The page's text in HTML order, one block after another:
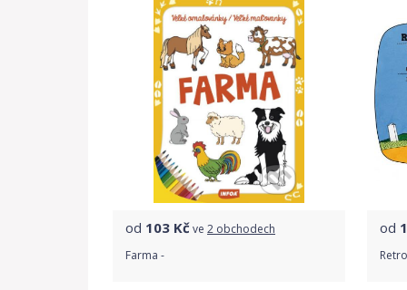
Detail produktu
od 103 Kčve 2 obchodech
Farma -
od